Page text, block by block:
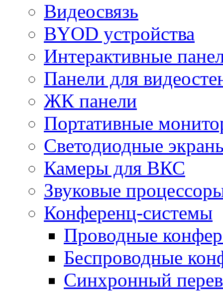
Видеосвязь
BYOD устройства
Интерактивные
Панели для
ЖК панели
Портативные
Светодиодные
Камеры для ВКС
Звуковые
Конференц-системы
Проводные
Беспроводные
Синхронный